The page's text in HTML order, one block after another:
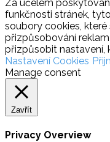
Za účelem
funkčnosti stránek,
soubory cookies,
přizpůsobování
přizpůsobit nastavení,
Nastavení Cookies
Manage consent
Zavřít
Privacy Overview